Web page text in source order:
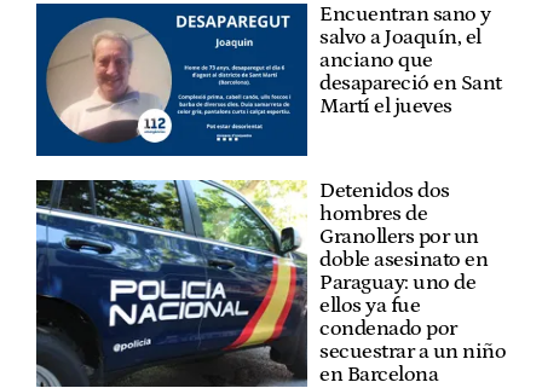
Encuentran sano y
salvo a Joaquín, el
anciano que
desapareció en Sant
Martí el jueves
Detenidos dos
hombres de
Granollers por un
doble asesinato en
Paraguay: uno de
ellos ya fue
condenado por
secuestrar a un niño
en Barcelona